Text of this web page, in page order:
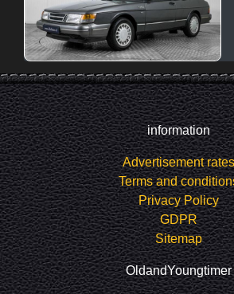
information
Advertisement rates
Terms and
Privacy Policy
GDPR
Sitemap
OldandYoungtimer